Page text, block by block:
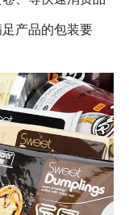
产品的包装要